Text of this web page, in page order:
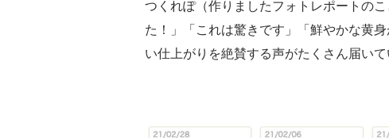
つくれぽ（作りましたフォトレポートの
た！」「これは驚きです」「鮮やかな黄
い仕上がりを絶賛する声がたくさん届いて